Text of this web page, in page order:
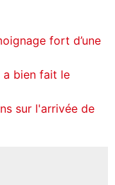
fort d’une
a bien fait le
sur l'arrivée de